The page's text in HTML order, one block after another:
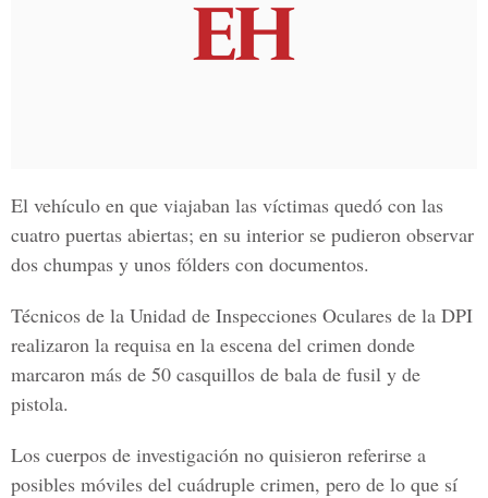
El vehículo en que viajaban las víctimas quedó con las
cuatro puertas abiertas; en su interior se pudieron observar
dos chumpas y unos fólders con documentos.
Técnicos de la Unidad de Inspecciones Oculares de la DPI
realizaron la requisa en la escena del crimen donde
marcaron más de 50 casquillos de bala de fusil y de
pistola.
Los cuerpos de investigación no quisieron referirse a
posibles móviles del cuádruple crimen, pero de lo que sí